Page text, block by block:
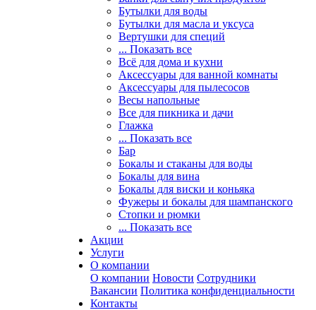
Бутылки для воды
Бутылки для масла и уксуса
Вертушки для специй
... Показать все
Всё для дома и кухни
Аксессуары для ванной комнаты
Аксессуары для пылесосов
Весы напольные
Все для пикника и дачи
Глажка
... Показать все
Бар
Бокалы и стаканы для воды
Бокалы для вина
Бокалы для виски и коньяка
Фужеры и бокалы для шампанского
Стопки и рюмки
... Показать все
Акции
Услуги
О компании
О компании Новости Сотрудники
Вакансии Политика конфиденциальности
Контакты